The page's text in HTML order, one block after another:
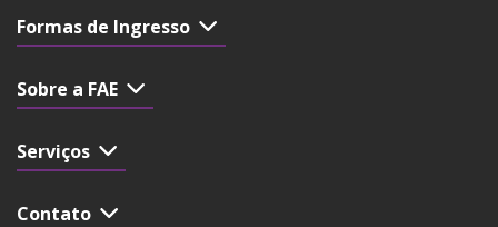
Formas de Ingresso
Sobre a FAE
Serviços
Contato